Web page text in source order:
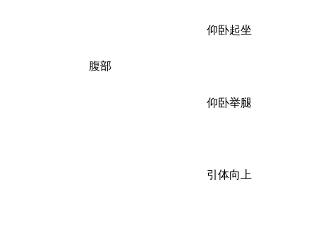
腹部
仰卧起坐
仰卧举腿
引体向上